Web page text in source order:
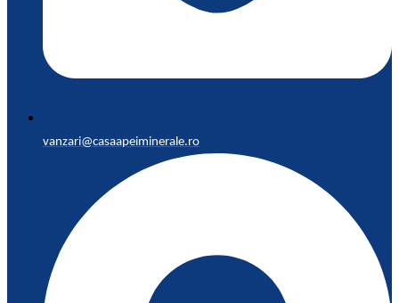
vanzari@casaapeiminerale.ro